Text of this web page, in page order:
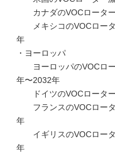
カナダのVOCローター
メキシコのVOCロータ
年
・ヨーロッパ
ヨーロッパのVOCロー
年〜2032年
ドイツのVOCローター
フランスのVOCロータ
年
イギリスのVOCロータ
年